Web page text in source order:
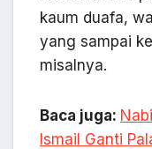
kaum duafa,
yang sampai
misalnya.
Baca juga:
Ismail Ganti